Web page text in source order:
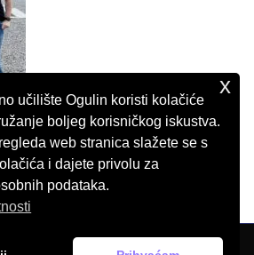
učilište Ogulin koristi kolačiće
boljeg korisničkog iskustva.
web stranica slažete se s
i dajete privolu za
podataka.
x